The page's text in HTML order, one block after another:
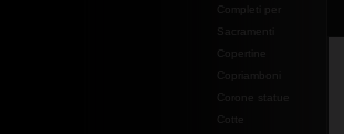
Completi per
Sacramenti
Copertine
Copriamboni
Corone statue
Cotte